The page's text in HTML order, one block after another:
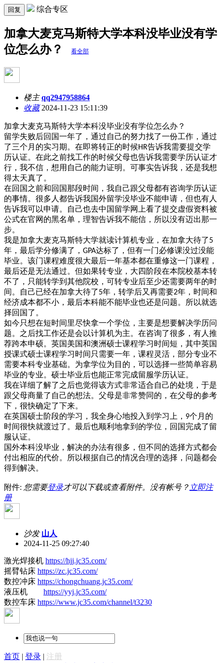
回复 综合专区
加拿大麦克马斯特大学本科没毕业没有学
位怎么办？
看全部
楼主 qq2947958864
收藏2024-11-23 15:11:39
加拿大麦克马斯特大学本科没毕业没有学位怎么办？
留学失败后回国一年了，通过自己的努力找了一份工作，通过
了三个月的实习期。在即将转正的时候HR告诉我需要提交学
历认证。在此之前找工作的时候父母也告诉我需要学历认证才
行，我不信，想用自己的能力证明。可事实告诉我，还是我想
得太天真了。
在回国之前和回国那段时间，我自己跟父母都有咨询学历认证
的事情。很多人都告诉我国外留学没毕业不能申请，但也有人
告诉我可以申请。自己也去中国留学网上看了提交虚假资料被
公式在官网的黑名单，理智告诉我不能信，所以没有迈出那一
步。
我是加拿大麦克马斯特大学就读计算机专业，在加拿大待了5
年，最后学分修满了， GPA达标了，但有一门必修课没过没能
毕业。该门课程难度很大最后一年基本都在重修这一门课程，
最后还是无法通过。但如果转专业，大四阶段在本院校基本转
不了，只能转学到其他院校，可转专业后至少还需要两年的时
间。自己已经在加拿大待了5年，转学后又再需要2年，时间和
经济成本都不小，最后本科能不能毕业也还是问题。所以就选
择回国了。
如今只想在短时间里尽快拿一个学位，主要是想要解决学历问
题。之后找工作还是会以计算机为主。在咨询了很多，有人推
荐跨本申硕。英国美国和澳洲硕士课程学习时间短，其中英国
授课式硕士课程学习时间只需要一年，课程灵活，部分专业不
需要本科专业基础。为拿学位为目的，可以选择一些简单容易
毕业的专业。硕士毕业后也能正常完成留服学历认证。
我在详细了解了之后也觉得该方式非常适合自己的处境，于是
跟父母商量了自己的想法。父母是非常赞同的，在父母的参考
下，很快确定了下来。
在英国硕士阶段的学习，我全身心地投入到学习上， 9个月的
时间很快就渡过了。最后也顺利地拿到的学位，回国完成了留
服认证。
国外本科没毕业，解决的办法有很多，但不同的选择方式都会
付出相应的代价。所以根据自己的情况合理的选择，问题都会
得到解决。
附件: 您需要登录才可以下载或查看附件。没有帐号？ 立即注
册
沙发 山人
2024-11-25 09:27:40
激光焊接机 https://hjj.jc35.com/
摇臂钻床 https://zc.jc35.com/
数控冲床 https://chongchuang.jc35.com/
液压机 https://yyj.jc35.com/
数控车床 https://www.jc35.com/channel/t3230
首页 | 登录 | 注册